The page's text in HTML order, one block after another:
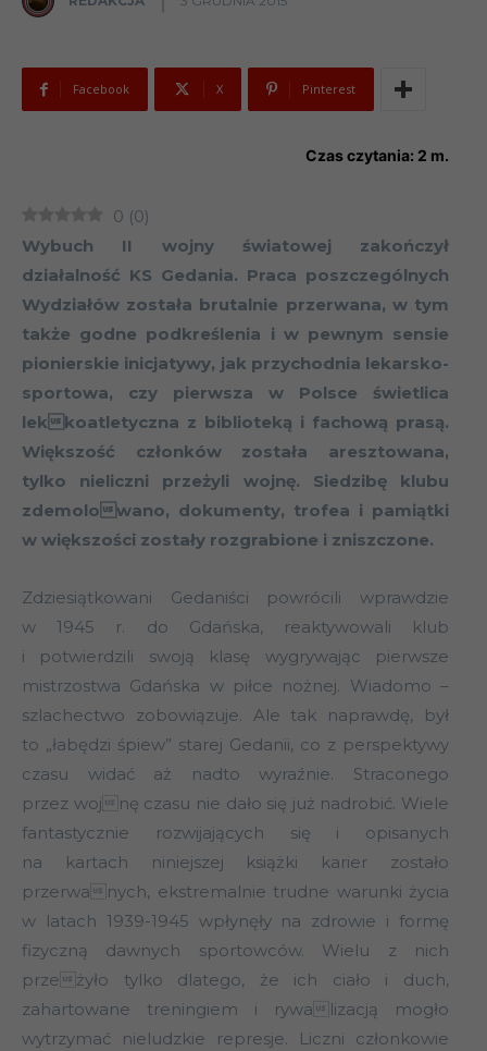
Facebook X Pinterest
Czas czytania: 2 m.
0 (0)
Wybuch II wojny światowej zakończył
działalność KS Gedania. Praca poszczególnych
Wydziałów została brutalnie przerwana, w tym
także godne podkreślenia i w pewnym sensie
pionierskie inicjatywy, jak przychodnia lekarsko-
sportowa, czy pierwsza w Polsce świetlica
lekkoatletyczna z biblioteką i fachową prasą.
Większość członków została aresztowana,
tylko nieliczni przeżyli wojnę. Siedzibę klubu
zdemolowano, dokumenty, trofea i pamiątki
w większości zostały rozgrabione i zniszczone.
Zdziesiątkowani Gedaniści powrócili wprawdzie
w 1945 r. do Gdańska, reaktywowali klub
i potwierdzili swoją klasę wygrywając pierwsze
mistrzostwa Gdańska w piłce nożnej. Wiadomo –
szlachectwo zobowiązuje. Ale tak naprawdę, był
to „łabędzi śpiew” starej Gedanii, co z perspektywy
czasu widać aż nadto wyraźnie. Straconego
przez wojnę czasu nie dało się już nadrobić. Wiele
fantastycznie rozwijających się i opisanych
na kartach niniejszej książki karier zostało
przerwanych, ekstremalnie trudne warunki życia
w latach 1939-1945 wpłynęły na zdrowie i formę
fizyczną dawnych sportowców. Wielu z nich
przeżyło tylko dlatego, że ich ciało i duch,
zahartowane treningiem i rywalizacją mogło
wytrzymać nieludzkie represje. Liczni członkowie